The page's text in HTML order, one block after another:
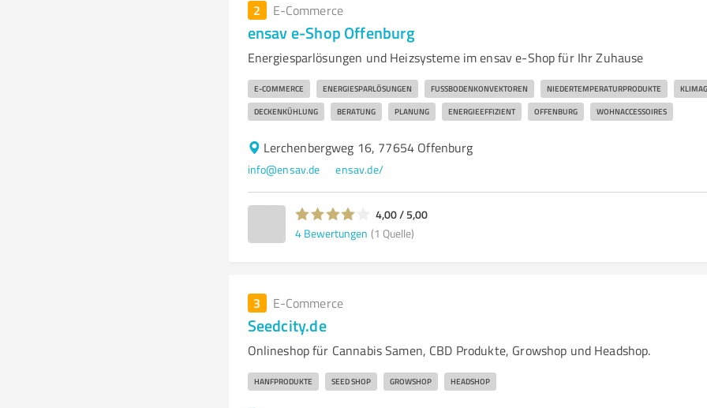
2 E-Commerce
ensav e-Shop Offenburg
Energiesparlösungen und Heizsysteme im ensav e-Shop für Ihr Zuhause
E-COMMERCE ENERGIESPARLÖSUNGEN FUSSBODENKONVEKTOREN NIEDERTEMPERATURPRODUKTE
DECKENKÜHLUNG BERATUNG PLANUNG ENERGIEEFFIZIENT OFFENBURG WOHNACCESSOIRES
Lerchenbergweg 16, 77654 Offenburg
info@ensav.de ensav.de/
4,00 / 5,00
4 Bewertungen (1 Quelle)
3 E-Commerce
Seedcity.de
Onlineshop für Cannabis Samen, CBD Produkte, Growshop und Headshop.
HANFPRODUKTE SEED SHOP GROWSHOP HEADSHOP